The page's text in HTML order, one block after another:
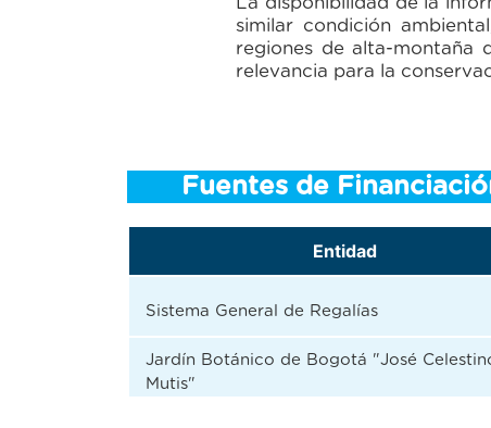
similar condición
regiones de alta-montaña
relevancia para la
Fuentes de
Entidad
Sistema General de Regalías
Jardín Botánico de Bogotá "José
Mutis"